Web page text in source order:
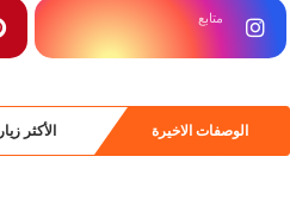
متابع
الوصفات الاخيرة الأكثر